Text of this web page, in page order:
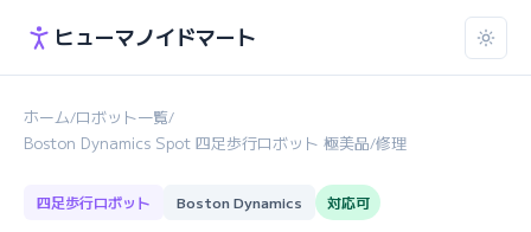
ヒューマノイドマート
ホーム/ロボット一覧/
Boston Dynamics Spot 四足歩行ロボット 極美品/修理
四足歩行ロボット Boston Dynamics 対応可